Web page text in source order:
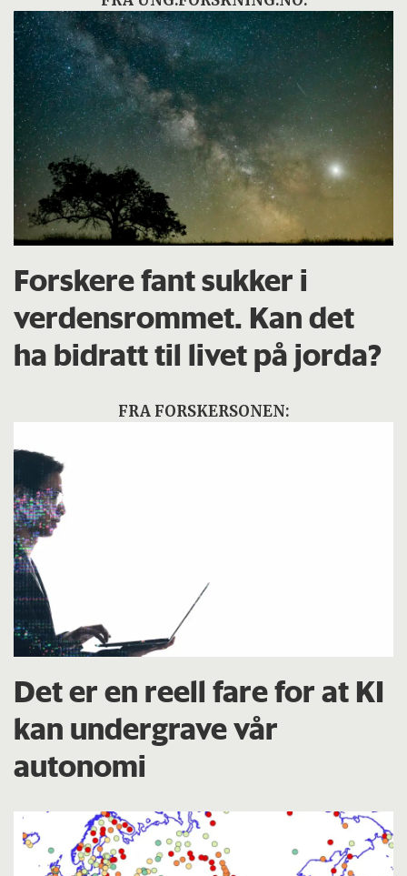
Forskere fant sukker i
verdensrommet. Kan det
ha bidratt til livet på jorda?
FRA FORSKERSONEN:
Det er en reell fare for at KI
kan undergrave vår
autonomi